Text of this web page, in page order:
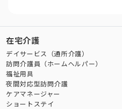
在宅介護
デイサービス（通所介護）
訪問介護員（ホームヘルパー）
福祉用具
夜間対応型訪問介護
ケアマネージャー
ショートステイ